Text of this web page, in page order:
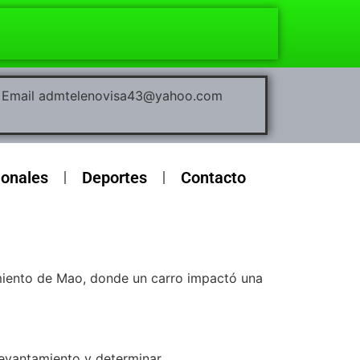
admtelenovisa43@yahoo.com
Deportes Contacto
de Mao, donde un carro impactó una